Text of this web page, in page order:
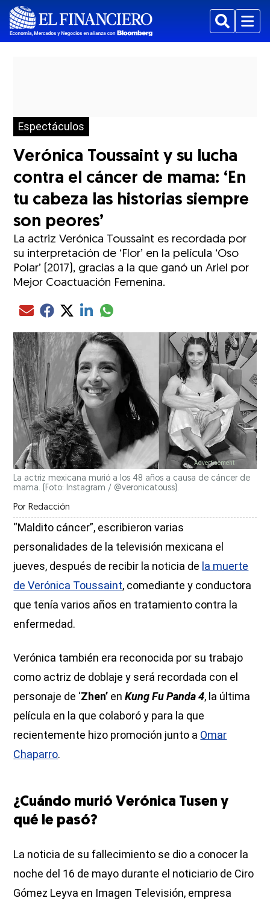
BuscarMenu
Espectáculos
Verónica Toussaint y su lucha
contra el cáncer de mama: ‘En
tu cabeza las historias siempre
son peores’
La actriz Verónica Toussaint es recordada por
su interpretación de ‘Flor’ en la película ‘Oso
Polar’ (2017), gracias a la que ganó un Ariel por
Mejor Coactuación Femenina.
Compartir el artículo actual mediante Email
Compartir el artículo actual mediante Facebook
Compartir el artículo actual mediante Twitter
Compartir el artículo actual mediante LinkedIn
Compartir el artículo actual mediante
La actriz mexicana murió a los 48 años a causa de cáncer de
mama. (Foto: Instagram / @veronicatouss).
Por Redacción
“Maldito cáncer”, escribieron varias
personalidades de la televisión mexicana el
jueves, después de recibir la noticia de la muerte
de Verónica Toussaint, comediante y conductora
que tenía varios años en tratamiento contra la
enfermedad.
Verónica también era reconocida por su trabajo
como actriz de doblaje y será recordada con el
personaje de ‘Zhen’ enKung Fu Panda 4, la última
película en la que colaboró y para la que
recientemente hizo promoción junto a Omar
Chaparro.
¿Cuándo murió Verónica Tusen y
qué le pasó?
La noticia de su fallecimiento se dio a conocer la
noche del 16 de mayo durante el noticiario de Ciro
Gómez Leyva en Imagen Televisión, empresa